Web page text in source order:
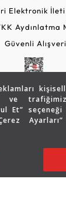
ve
Et”
Elektronik İleti
Aydınlatma
Güvenli
Pırlanta -